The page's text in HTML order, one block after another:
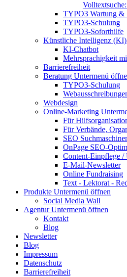
TYPO3 Wartung &
TYPO3-Schulung
TYPO3-Soforthilfe
Künstliche Intelligenz (KI)
KI-Chatbot
Mehrsprachigkeit
Barrierefreiheit
Beratung Untermenü
TYPO3-Schulung
Webdesign
Online-Marketing
Für
Für Verbände,
SEO
OnPage SEO-
Content-Einpflege /
E-Mail-Newsletter
Online Fundraising
Text - Lektorat -
Produkte Untermenü öffnen
Social Media Wall
AgenturUntermenü öffnen
Kontakt
Blog
Newsletter
Blog
Impressum
Datenschutz
Barrierefreiheit